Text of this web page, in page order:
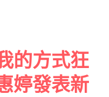
的方式狂
婷發表新